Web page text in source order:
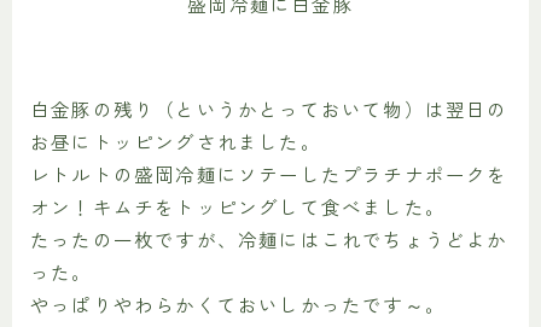
白金豚の残り（というかとっておいて物）は翌日の
お昼にトッピングされました。
レトルトの盛岡冷麺にソテーしたプラチナポークを
オン！キムチをトッピングして食べました。
たったの一枚ですが、冷麺にはこれでちょうどよか
った。
やっぱりやわらかくておいしかったです～。